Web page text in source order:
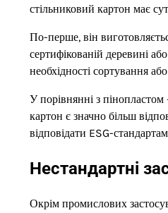
стільниковий картон має
По-перше, він
сертифікованій деревині
необхідності сортування
У порівнянні з пінопластом
картон є значно більш
відповідати ESG-
Нестандартні
Окрім промислових